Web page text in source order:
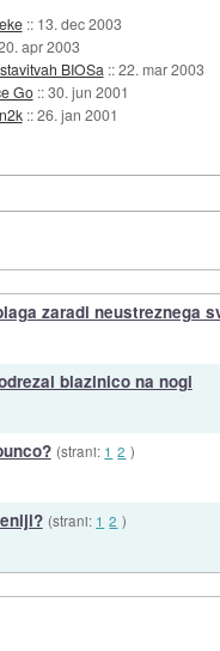
:: 13. dec 2003
apr 2003
BIOSa ::22. mar 2003
Go ::30. jun 2001
::26. jan 2001
zaradi neustreznega
blazinico na nogi
(strani: 1 2 )
(strani: 1 2 )